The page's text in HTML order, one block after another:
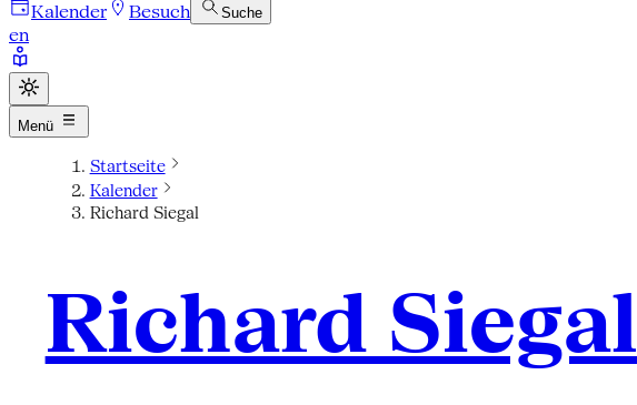
Kalender Besuch Suche
en
Menü
Startseite
Kalender
Richard Siegal
Richard Siegal